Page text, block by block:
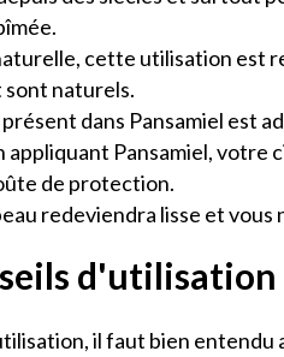
cette utilisation est
naturels.
présent dans Pansamiel est
appliquant Pansamiel, votre
de protection.
redeviendra lisse et vous
d'utilisation
il faut bien entendu